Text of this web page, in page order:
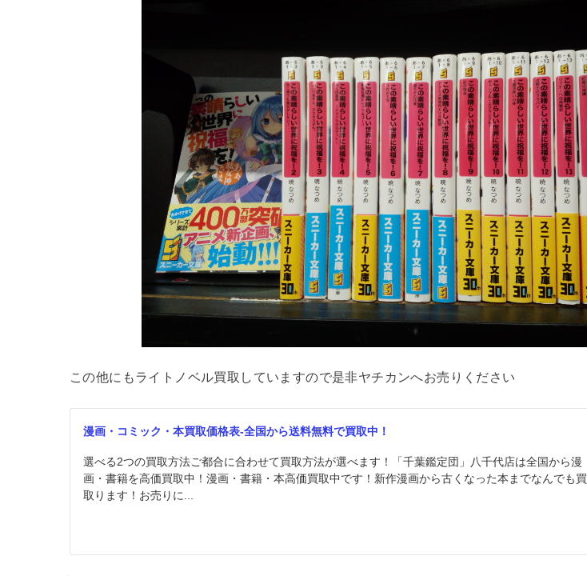
この他にもライトノベル買取していますので是非ヤチカンへお売りください
漫画・コミック・本買取価格表-全国から送料無料で買取中！
選べる2つの買取方法ご都合に合わせて買取方法が選べます！「千葉鑑定団」八千代店は全国から漫
画・書籍を高価買取中！漫画・書籍・本高価買取中です！新作漫画から古くなった本までなんでも買
取ります！お売りに...